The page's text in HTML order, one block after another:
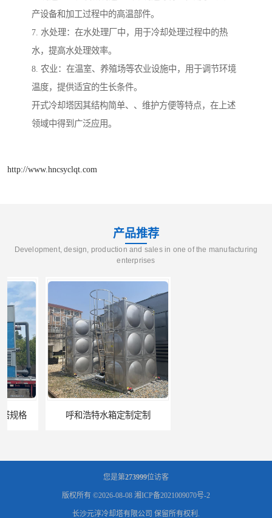
产设备和加工过程中的高温部件。
7. 水处理：在水处理厂中，用于冷却处理过程中的热
水，提高水处理效率。
8. 农业：在温室、养殖场等农业设施中，用于调节环境
温度，提供适宜的生长条件。
开式冷却塔因其结构简单、、维护方便等特点，在上述
领域中得到广泛应用。
http://www.hncsyclqt.com
产品推荐
Development, design, production and sales in one of the manufacturing
enterprises
呼和浩特水箱定制定制
您是第273999位访客
版权所有 ©2026-08-08 湘ICP备2021009070号-2
长沙元淳冷却塔有限公司 保留所有权利.